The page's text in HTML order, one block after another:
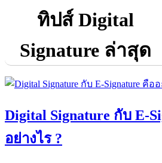
ทิปส์ Digital
Signature ล่าสุด
Digital Signature กับ E-
อย่างไร ?